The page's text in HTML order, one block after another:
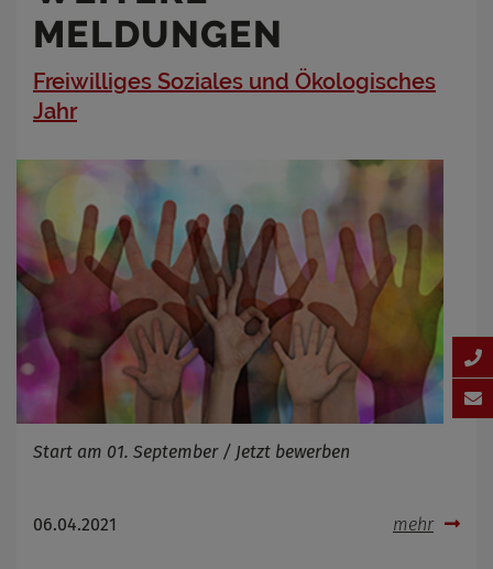
MELDUNGEN
Freiwilliges Soziales und Ökologisches
Jahr
Start am 01. September / Jetzt bewerben
06.04.2021 mehr